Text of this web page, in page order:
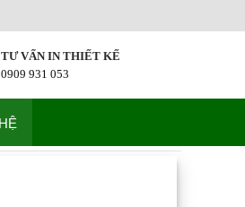
TƯ VẤN IN THIẾT KẾ
0909 931 053